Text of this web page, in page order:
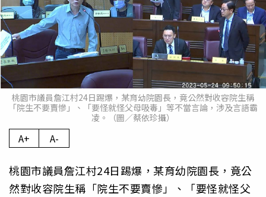
桃園市議員詹江村24日踢爆，某育幼院園長，竟公然對收容院生稱
「院生不要賣慘」、「要怪就怪父母吸毒」等不當言論，涉及言語霸
凌。（圖／蔡依珍攝）
A+ A-
桃園市議員詹江村24日踢爆，某育幼院園長，竟公
然對收容院生稱「院生不要賣慘」、「要怪就怪父